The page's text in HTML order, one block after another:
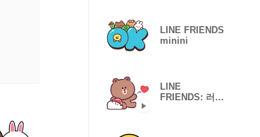
LINE FRIENDS
minini
LINE
FRIENDS: 러브